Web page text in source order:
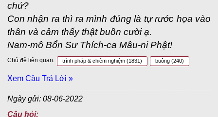
chứ?
Con nhận ra thì ra mình đúng là tự rước họa vào
thân và cảm thấy thật buồn cười ạ.
Nam-mô Bổn Sư Thích-ca Mâu-ni Phật!
Chủ đề liên quan: trình pháp & chiêm nghiệm (1831) buông (240)
Xem Câu Trả Lời »
Ngày gửi: 08-06-2022
Câu hỏi: